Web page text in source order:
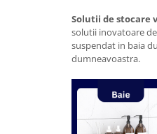
Solutii de stocare
solutii inovatoare
suspendat in baia
dumneavoastra.